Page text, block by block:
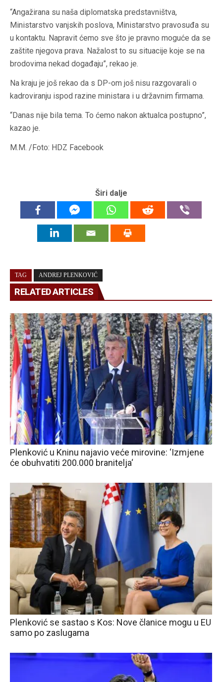
“Angažirana su naša diplomatska predstavništva,
Ministarstvo vanjskih poslova, Ministarstvo pravosuđa su
u kontaktu. Napravit ćemo sve što je pravno moguće da se
zaštite njegova prava. Nažalost to su situacije koje se na
brodovima nekad događaju”, rekao je.
Na kraju je još rekao da s DP-om još nisu razgovarali o
kadroviranju ispod razine ministara i u državnim firmama.
“Danas nije bila tema. To ćemo nakon aktualca postupno”,
kazao je.
M.M. /Foto: HDZ Facebook
Širi dalje
TAG ANDREJ PLENKOVIĆ
RELATED ARTICLES
Plenković u Kninu najavio veće mirovine: ‘Izmjene
će obuhvatiti 200.000 branitelja‘
Plenković se sastao s Kos: Nove članice mogu u EU
samo po zaslugama